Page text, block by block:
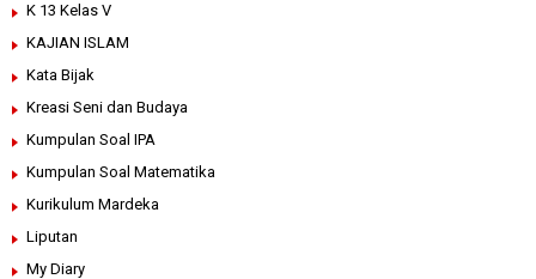
K 13 Kelas V
KAJIAN ISLAM
Kata Bijak
Kreasi Seni dan Budaya
Kumpulan Soal IPA
Kumpulan Soal Matematika
Kurikulum Mardeka
Liputan
My Diary